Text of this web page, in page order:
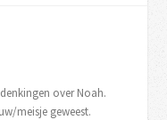
over Noah.
meisje geweest.